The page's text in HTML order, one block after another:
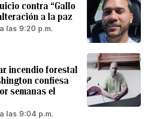
contra “Gallo
a la paz
las 9:20 p.m.
incendio forestal
confiesa
semanas el
las 9:04 p.m.